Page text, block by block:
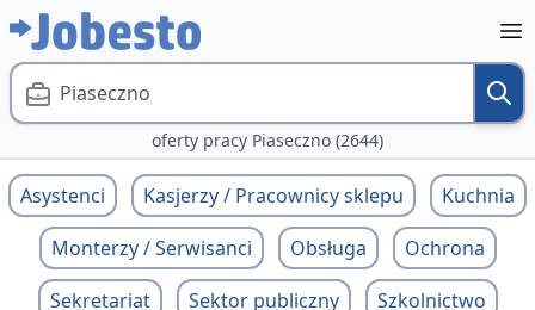
Piaseczno
oferty pracy Piaseczno (2644)
Asystenci Kasjerzy / Pracownicy sklepu
Kuchnia
Monterzy / Serwisanci
Obsługa
Ochrona
Sekretariat
Sektor publiczny
Szkolnictwo